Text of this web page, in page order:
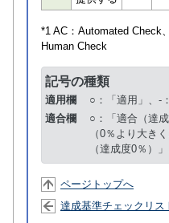
*1 AC： Automated Check
Human Check
記号の種類
適用欄
○：「適用」、-
適合欄
○：「適合（達
（0％より大き
（達成度0％）
ページトップへ
達成基準チェックリス